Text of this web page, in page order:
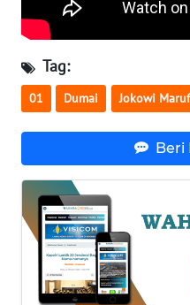
Tag:
01 Dumai Jokowi Maruf
Beri
WN
WN
WN
JAMBI
WN
SULTRA
WN